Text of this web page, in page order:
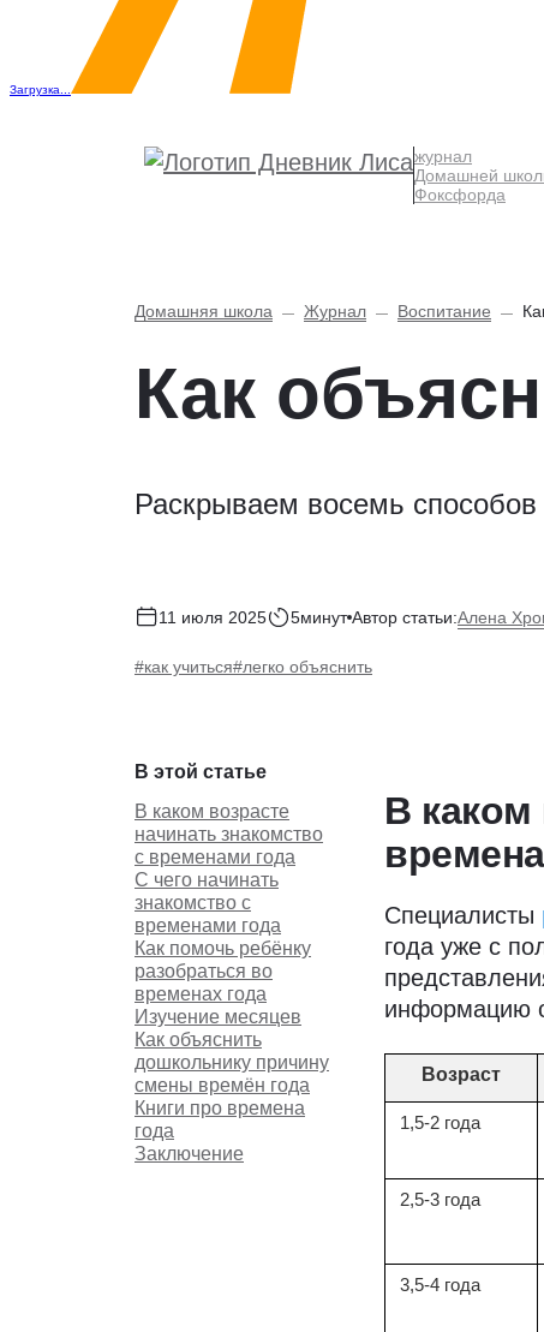
Загрузка...
журнал
Домашней
Фоксфорда
Домашняя школа Журнал Воспитание
Как
Раскрываем восемь способов
11 июля 2025 5минут Автор статьи:Алена
#как учиться#легко объяснить
В этой статье
В каком возрасте
начинать знакомство
с временами года
С чего начинать
знакомство с
временами года
Как помочь ребёнку
разобраться во
временах года
Изучение месяцев
Как объяснить
дошкольнику причину
смены времён года
Книги про времена
года
Заключение
В каком
Специалисты
года уже с
информацию
Возраст
1,5-2 года
2,5-3 года
3,5-4 года